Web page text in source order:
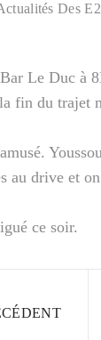
Des
Le Duc à
fin du trajet
au drive et
ce soir.